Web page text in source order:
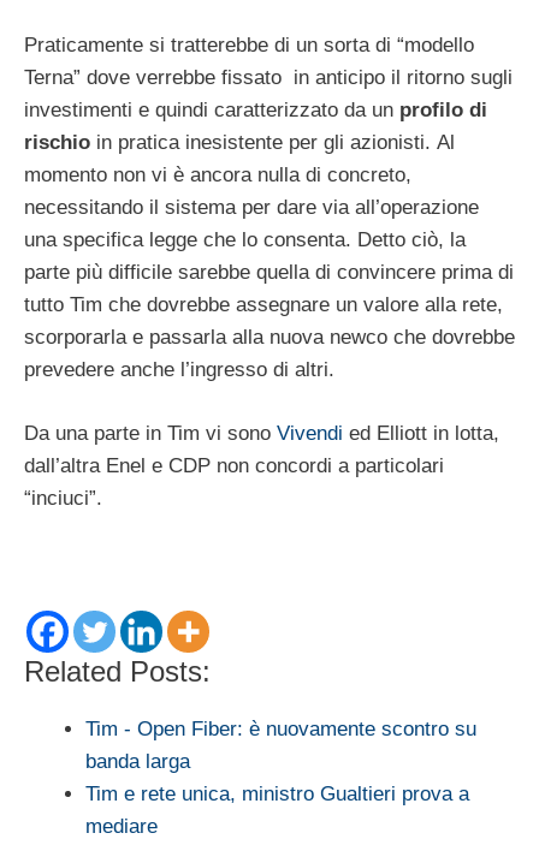
Praticamente si tratterebbe di un sorta di “modello
Terna” dove verrebbe fissato in anticipo il ritorno sugli
investimenti e quindi caratterizzato da un profilo di
rischio in pratica inesistente per gli azionisti. Al
momento non vi è ancora nulla di concreto,
necessitando il sistema per dare via all’operazione
una specifica legge che lo consenta. Detto ciò, la
parte più difficile sarebbe quella di convincere prima di
tutto Tim che dovrebbe assegnare un valore alla rete,
scorporarla e passarla alla nuova newco che dovrebbe
prevedere anche l’ingresso di altri.
Da una parte in Tim vi sono Vivendi ed Elliott in lotta,
dall’altra Enel e CDP non concordi a particolari
“inciuci”.
Related Posts:
Tim - Open Fiber: è nuovamente scontro su
banda larga
Tim e rete unica, ministro Gualtieri prova a
mediare